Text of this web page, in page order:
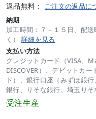
返品無料： ご注文の返品に
納期
加工時間：７－１５日、配
く） 詳細を見る
支払い方法
クレジットカード（VISA、
DISCOVER）、デビットカ
ド）、銀行口座（みずほ銀
銀行、りそな銀行、埼玉りそ
受注生産